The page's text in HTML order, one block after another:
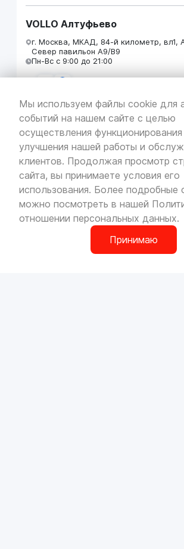
Мы используем файлы cookie для
событий на нашем сайте с целью
осуществления функционирования
улучшения нашей работы и
клиентов. Продолжая просмотр
сайта, вы принимаете условия его
использования. Более подробные
можно посмотреть в нашей
отношении персональных данных.
Принимаю
VOLLO Алтуфьево
г. Москва, МКАД, 84-й километр, вл1,
Север павильон А9/В9
Пн-Вс с 9:00 до 21:00
VOLLO Кунцево
г. Москва, МКАД 55-й километр,
павильон 5
Пн-Вс с 9:00 до 19:00
VOLLO Брянск
г. Брянск, Московский проезд, д.4
Пн-Пт с 9:00 до 19:00 Сб-Вс с 10:00 до